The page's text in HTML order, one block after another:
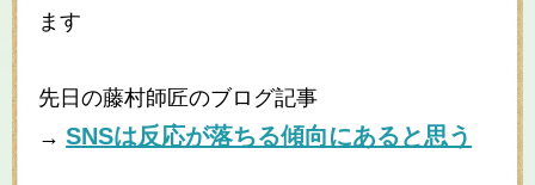
ます
先日の藤村師匠のブログ記事
→SNSは反応が落ちる傾向にあると思う